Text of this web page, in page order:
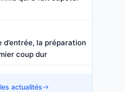
d’entrée, la préparation
coup dur
le choix de
actualités